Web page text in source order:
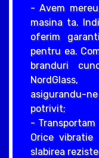
- Avem
masina ta.
oferim
pentru ea.
branduri
asigurandu-
potrivit;
-
Orice
slabirea